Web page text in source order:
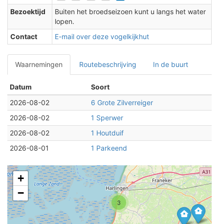
Bezoektijd
Buiten het broedseizoen kunt u langs het water
lopen.
Contact
E-mail over deze vogelkijkhut
Waarnemingen Routebeschrijving In de buurt
Datum
Soort
2026-08-02
6 Grote Zilverreiger
2026-08-02
1 Sperwer
2026-08-02
1 Houtduif
2026-08-01
1 Parkeend
3
+
−